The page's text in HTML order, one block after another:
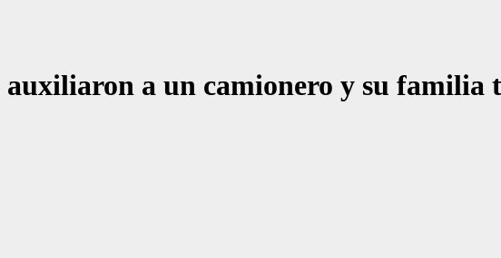
auxiliaron a un camionero y su familia